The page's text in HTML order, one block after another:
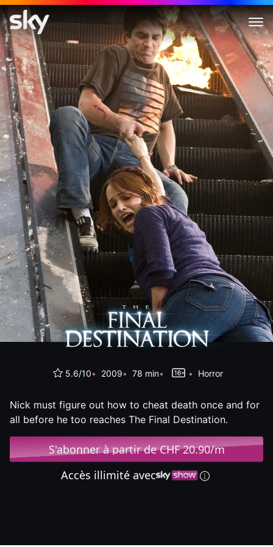
The Final Destination
5.6/10 2009 78 min Horror
Nick must figure out how to cheat death once and for
all before he too reaches The Final Destination.
S'abonner à partir de CHF 20.90/m
Accès illimité avec